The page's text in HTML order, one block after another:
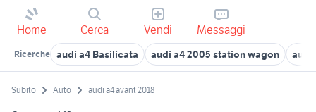
Home Cerca Vendi Messaggi
Ricerche audi a4 Basilicata audi a4 2005 station wagon audi
Subito Auto audi a4 avant 2018